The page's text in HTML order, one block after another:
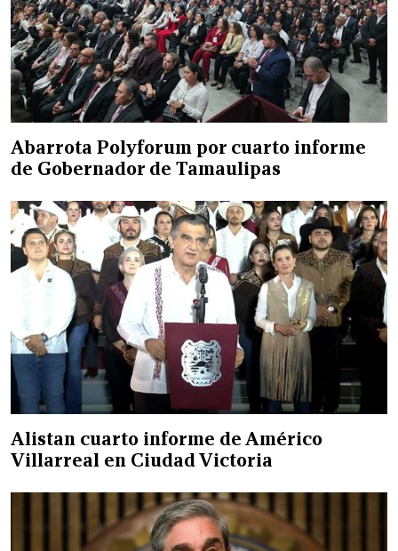
Abarrota Polyforum por cuarto informe
de Gobernador de Tamaulipas
Alistan cuarto informe de Américo
Villarreal en Ciudad Victoria